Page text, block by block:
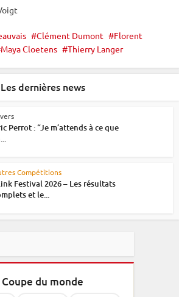
Clément Dumont
Florent
Maya Cloetens Thierry Langer
Les dernières news
Perrot : “Je m’attends à ce que
Compétitions
Festival 2026 – Les résultats
et le...
Coupe du monde